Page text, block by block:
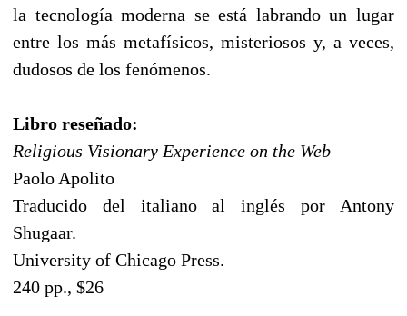
la tecnología moderna se está labrando un lugar
entre los más metafísicos, misteriosos y, a veces,
dudosos de los fenómenos.
Libro reseñado:
Religious Visionary Experience on the Web
Paolo Apolito
Traducido del italiano al inglés por Antony
Shugaar.
University of Chicago Press.
240 pp., $26